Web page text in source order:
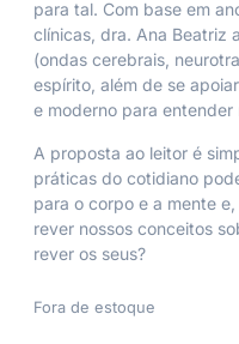
para tal. Com base em
clínicas, dra. Ana Beatriz
(ondas cerebrais,
espírito, além de se
e moderno para entender
A proposta ao leitor é
práticas do cotidiano
para o corpo e a mente
rever nossos conceitos
rever os seus?
Fora de estoque